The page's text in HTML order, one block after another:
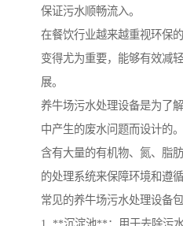
保证污水顺畅流入。
在餐饮行业越来越重视环保
变得尤为重要，能够有效减
展。
养牛场污水处理设备是为了
中产生的废水问题而设计的
含有大量的有机物、氮、脂
的处理系统来保障环境和遵
常见的养牛场污水处理设备包